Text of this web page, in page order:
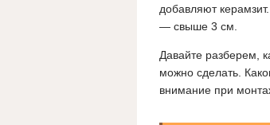
добавляют
— свыше 3 см.
Давайте разберем,
можно сделать.
внимание при